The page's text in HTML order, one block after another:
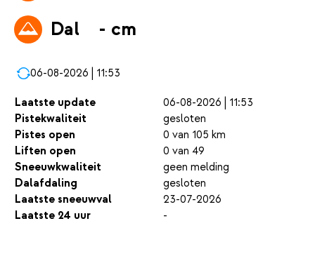
Dal
- cm
06-08-2026 | 11:53
Laatste update
06-08-2026 | 11:53
Pistekwaliteit
gesloten
Pistes open
0 van 105 km
Liften open
0 van 49
Sneeuwkwaliteit
geen melding
Dalafdaling
gesloten
Laatste sneeuwval
23-07-2026
Laatste 24 uur
-